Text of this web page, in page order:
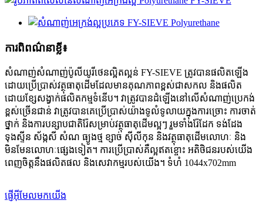
ការពិពណ៌នាខ្លី៖
សំណាញ់​សំណាញ់​ប៉ូលីយូរីថេន​ល្អិតល្អន់ FY-SIEVE ត្រូវបានផលិតឡើង
ដោយប្រើប្រាស់វត្ថុធាតុដើមដែលមានគុណភាពខ្ពស់ជាសកល និងផលិត
ដោយខ្សែសង្វាក់ផលិតកម្មទំនើប។ វាត្រូវបានដំឡើងនៅលើសំណាញ់ប្រេកង់
ខ្ពស់ច្រើនជាន់ វាត្រូវបានគេប្រើប្រាស់យ៉ាងទូលំទូលាយក្នុងការច្រោះ ការចាត់
ថ្នាក់ និងការបន្សាបជាតិរ៉ែសម្រាប់វត្ថុធាតុដើមល្អៗ រួមទាំងរ៉ែដែក ទង់ដែង
ទុងស្ទីន ស័ង្កសី សំណ ធ្យូងថ្ម ខ្សាច់ ស៊ីលីកុន និងវត្ថុធាតុដើមលោហៈ និង
មិនមែនលោហៈផ្សេងទៀត។ ការប្រើប្រាស់គឺល្អឥតខ្ចោះ អតិថិជនរបស់យើង
ពេញចិត្តនឹងផលិតផល និងសេវាកម្មរបស់យើង។ ទំហំ 1044x702mm
ផ្ញើអ៊ីមែលមកយើង